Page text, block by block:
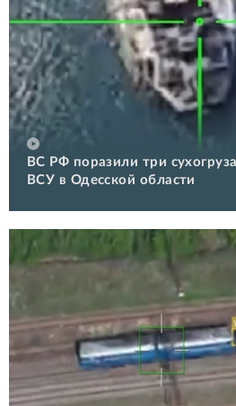
ВС РФ поразили три
ВСУ в Одесской области